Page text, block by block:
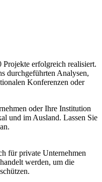
Projekte erfolgreich realisiert.
durchgeführten Analysen,
Konferenzen oder
oder Ihre Institution
und im Ausland. Lassen Sie
für private Unternehmen
werden, um die